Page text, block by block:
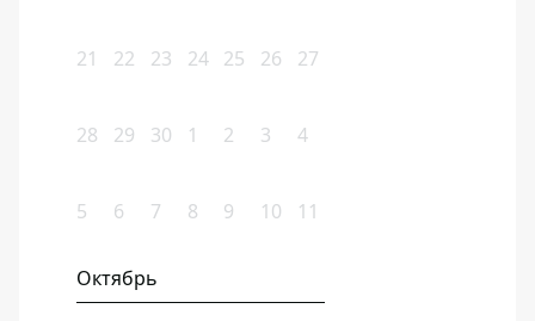
21 22 23 24 25 26 27
28 29 30 1 2 3 4
5 6 7 8 9 10 11
Октябрь